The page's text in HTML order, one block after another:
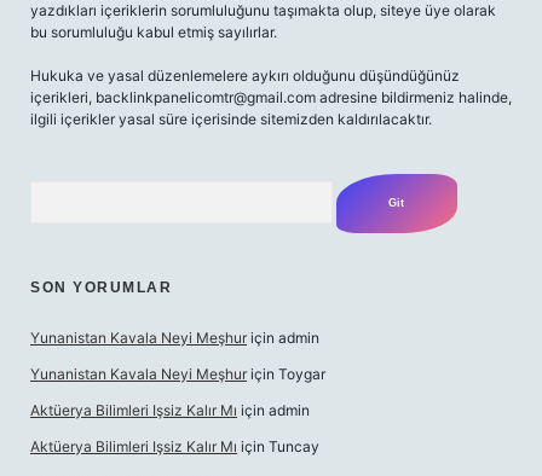
yazdıkları içeriklerin sorumluluğunu taşımakta olup, siteye üye olarak
bu sorumluluğu kabul etmiş sayılırlar.
Hukuka ve yasal düzenlemelere aykırı olduğunu düşündüğünüz
içerikleri, backlinkpanelicomtr@gmail.com adresine bildirmeniz halinde,
ilgili içerikler yasal süre içerisinde sitemizden kaldırılacaktır.
SON YORUMLAR
Yunanistan Kavala Neyi Meşhur için admin
Yunanistan Kavala Neyi Meşhur için Toygar
Aktüerya Bilimleri Işsiz Kalır Mı için admin
Aktüerya Bilimleri Işsiz Kalır Mı için Tuncay